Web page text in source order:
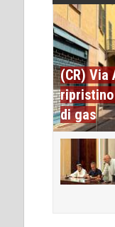
(CR) Via
di gas